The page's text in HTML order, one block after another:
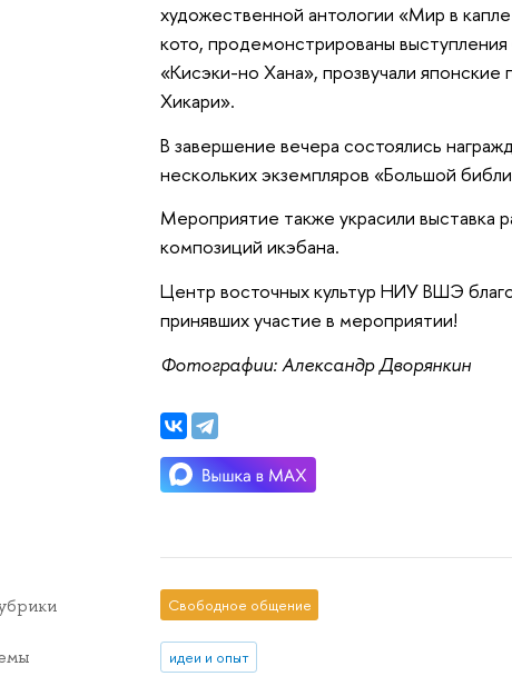
художественной антологии «Мир в
кото, продемонстрированы
«Кисэки-но Хана», прозвучали
Хикари».
В завершение вечера состоялись
нескольких экземпляров «Большой
Мероприятие также украсили выставка
композиций икэбана.
Центр восточных культур НИУ ВШЭ
принявших участие в мероприятии!
Фотографии: Александр Дворянкин
Свободное общение
идеи и опыт